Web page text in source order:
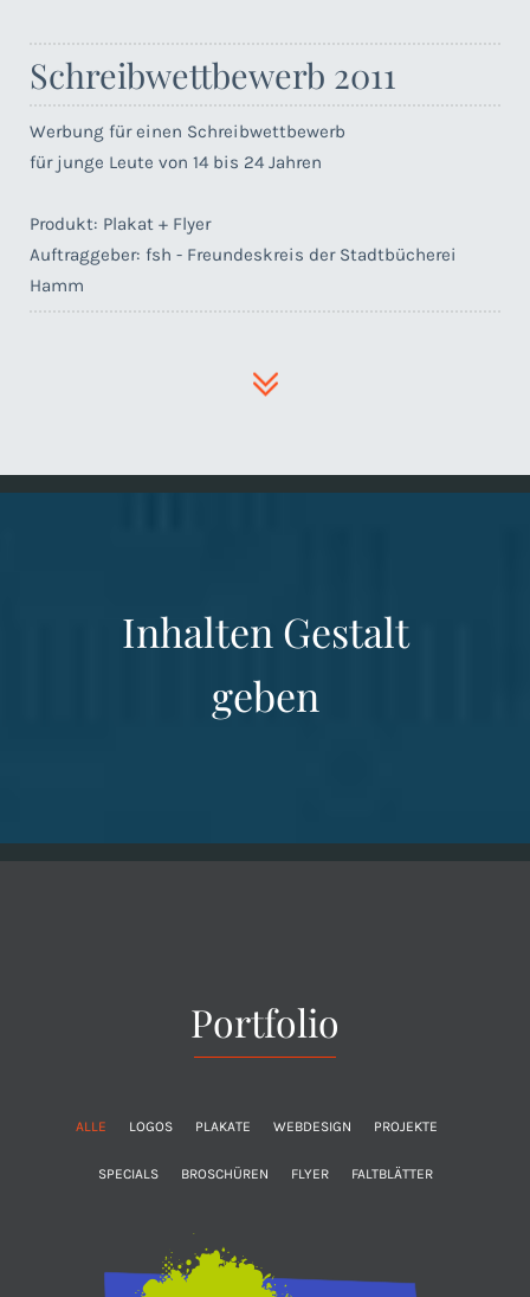
Schreibwettbewerb 2011
Werbung für einen Schreibwettbewerb
für junge Leute von 14 bis 24 Jahren
Produkt: Plakat + Flyer
Auftraggeber: fsh - Freundeskreis der Stadtbücherei
Hamm
Inhalten Gestalt
geben
Portfolio
ALLE LOGOS PLAKATE WEBDESIGN PROJEKTE
SPECIALS BROSCHÜREN FLYER FALTBLÄTTER